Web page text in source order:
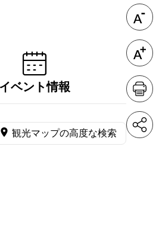
イベント情報
観光マップの高度な検索